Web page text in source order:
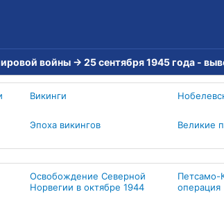
войны → 25 сентября 1945 года -
Викинги
Эпоха викингов Великие
Освобождение Северной
Норвегии в октябре 1944
Петсамо-
операция